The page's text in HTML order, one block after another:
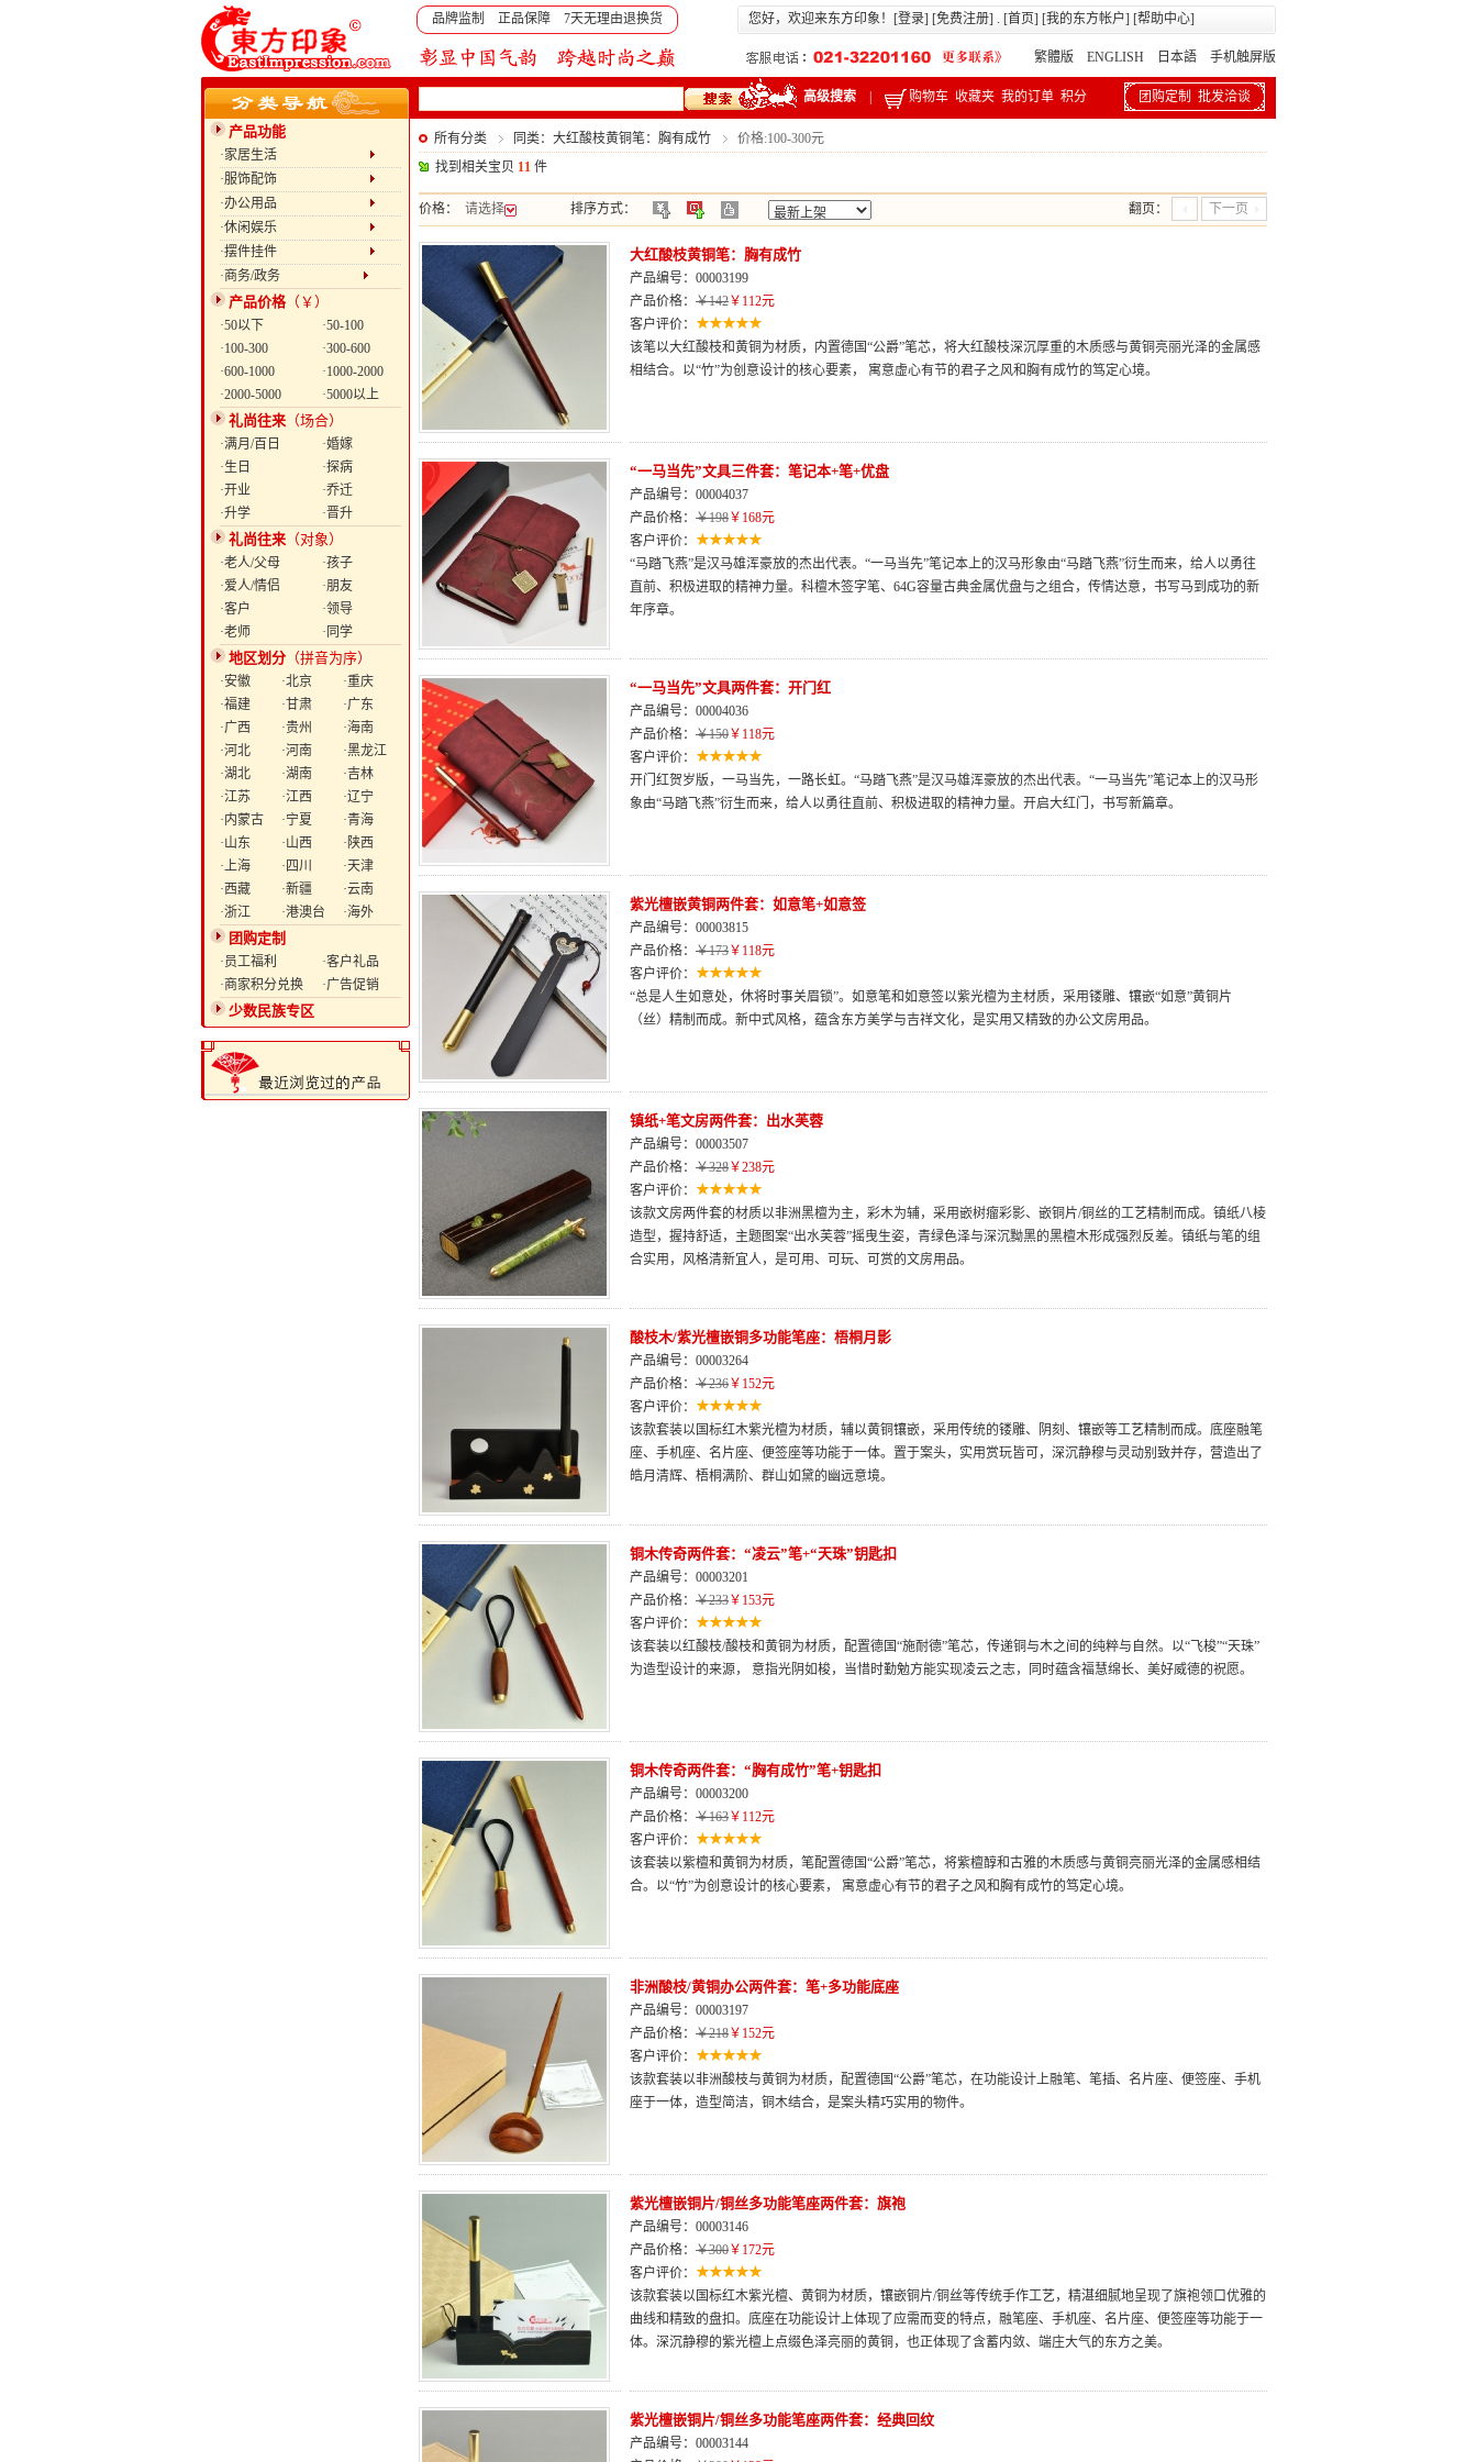
品牌监制 正品保障 7天无理由退换货 您好，欢迎来东方印象！[登录] [免费注册] . [首页] [我的东方帐户] [帮助中心]
繁體版 ENGLISH 日本語 手机触屏版
高级搜索 购物车 收藏夹 我的订单 积分 团购定制 批发洽谈
产品功能
·家居生活
·服饰配饰
·办公用品
·休闲娱乐
·摆件挂件
·商务/政务
产品价格（￥）
·50以下
·50-100
·100-300
·300-600
·600-1000
·1000-2000
·2000-5000
·5000以上
礼尚往来 （场合）
·满月/百日
·婚嫁
·生日
·探病
·开业
·乔迁
·升学
·晋升
礼尚往来 （对象）
·老人/父母
·孩子
·爱人/情侣
·朋友
·客户
·领导
·老师
·同学
地区划分 （拼音为序）
·安徽 ·北京
·重庆
·福建
·甘肃
·广东
·广西
·贵州
·海南
·河北
·河南
·黑龙江
·湖北
·湖南
·吉林
·江苏
·江西
·辽宁
·内蒙古
·宁夏
·青海
·山东
·山西
·陕西
·上海
·四川
·天津
·西藏
·新疆
·云南
·浙江
·港澳台 ·海外
团购定制
·员工福利
·客户礼品
·商家积分兑换
·广告促销
少数民族专区
所有分类 同类：大红酸枝黄铜笔：胸有成竹
价格:100-300元
找到相关宝贝 11 件
价格： 请选择 排序方式： 翻页： 下一页
大红酸枝黄铜笔：胸有成竹
产品编号：00003199
产品价格： ￥142￥112元
客户评价：
该笔以大红酸枝和黄铜为材质，内置德国“公爵”笔芯，将大红酸枝深沉厚重的木质感与黄铜亮丽光泽的金属感
相结合。以“竹”为创意设计的核心要素， 寓意虚心有节的君子之风和胸有成竹的笃定心境。
“一马当先”文具三件套：笔记本+笔+优盘
产品编号：00004037
产品价格： ￥198￥168元
客户评价：
“马踏飞燕”是汉马雄浑豪放的杰出代表。“一马当先”笔记本上的汉马形象由“马踏飞燕”衍生而来，给人以勇往
直前、积极进取的精神力量。科檀木签字笔、64G容量古典金属优盘与之组合，传情达意，书写马到成功的新
年序章。
“一马当先”文具两件套：开门红
产品编号：00004036
产品价格： ￥150￥118元
客户评价：
开门红贺岁版，一马当先，一路长虹。“马踏飞燕”是汉马雄浑豪放的杰出代表。“一马当先”笔记本上的汉马形
象由“马踏飞燕”衍生而来，给人以勇往直前、积极进取的精神力量。开启大红门，书写新篇章。
紫光檀嵌黄铜两件套：如意笔+如意签
产品编号：00003815
产品价格： ￥173￥118元
客户评价：
“总是人生如意处，休将时事关眉锁”。如意笔和如意签以紫光檀为主材质，采用镂雕、镶嵌“如意”黄铜片
（丝）精制而成。新中式风格，蕴含东方美学与吉祥文化，是实用又精致的办公文房用品。
镇纸+笔文房两件套：出水芙蓉
产品编号：00003507
产品价格： ￥328￥238元
客户评价：
该款文房两件套的材质以非洲黑檀为主，彩木为辅，采用嵌树瘤彩影、嵌铜片/铜丝的工艺精制而成。镇纸八棱
造型，握持舒适，主题图案“出水芙蓉”摇曳生姿，青绿色泽与深沉黝黑的黑檀木形成强烈反差。镇纸与笔的组
合实用，风格清新宜人，是可用、可玩、可赏的文房用品。
酸枝木/紫光檀嵌铜多功能笔座：梧桐月影
产品编号：00003264
产品价格： ￥236￥152元
客户评价：
该款套装以国标红木紫光檀为材质，辅以黄铜镶嵌，采用传统的镂雕、阴刻、镶嵌等工艺精制而成。底座融笔
座、手机座、名片座、便签座等功能于一体。置于案头，实用赏玩皆可，深沉静穆与灵动别致并存，营造出了
皓月清辉、梧桐满阶、群山如黛的幽远意境。
铜木传奇两件套：“凌云”笔+“天珠”钥匙扣
产品编号：00003201
产品价格： ￥233￥153元
客户评价：
该套装以红酸枝/酸枝和黄铜为材质，配置德国“施耐德”笔芯，传递铜与木之间的纯粹与自然。以“飞梭”“天珠”
为造型设计的来源， 意指光阴如梭，当惜时勤勉方能实现凌云之志，同时蕴含福慧绵长、美好威德的祝愿。
铜木传奇两件套：“胸有成竹”笔+钥匙扣
产品编号：00003200
产品价格： ￥163￥112元
客户评价：
该套装以紫檀和黄铜为材质，笔配置德国“公爵”笔芯，将紫檀醇和古雅的木质感与黄铜亮丽光泽的金属感相结
合。以“竹”为创意设计的核心要素， 寓意虚心有节的君子之风和胸有成竹的笃定心境。
非洲酸枝/黄铜办公两件套：笔+多功能底座
产品编号：00003197
产品价格： ￥218￥152元
客户评价：
该款套装以非洲酸枝与黄铜为材质，配置德国“公爵”笔芯，在功能设计上融笔、笔插、名片座、便签座、手机
座于一体，造型简洁，铜木结合，是案头精巧实用的物件。
紫光檀嵌铜片/铜丝多功能笔座两件套：旗袍
产品编号：00003146
产品价格： ￥300￥172元
客户评价：
该款套装以国标红木紫光檀、黄铜为材质，镶嵌铜片/铜丝等传统手作工艺，精湛细腻地呈现了旗袍领口优雅的
曲线和精致的盘扣。底座在功能设计上体现了应需而变的特点，融笔座、手机座、名片座、便签座等功能于一
体。深沉静穆的紫光檀上点缀色泽亮丽的黄铜，也正体现了含蓄内敛、端庄大气的东方之美。
紫光檀嵌铜片/铜丝多功能笔座两件套：经典回纹
产品编号：00003144